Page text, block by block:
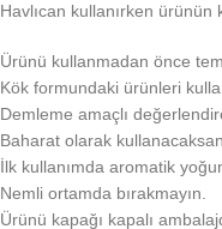
Havlıcan kullanırken
Ürünü kullanmadan önce
Kök formundaki ürünleri
Demleme amaçlı
Baharat olarak
İlk kullanımda aromatik
Nemli ortamda bırakmayın.
Ürünü kapağı kapalı